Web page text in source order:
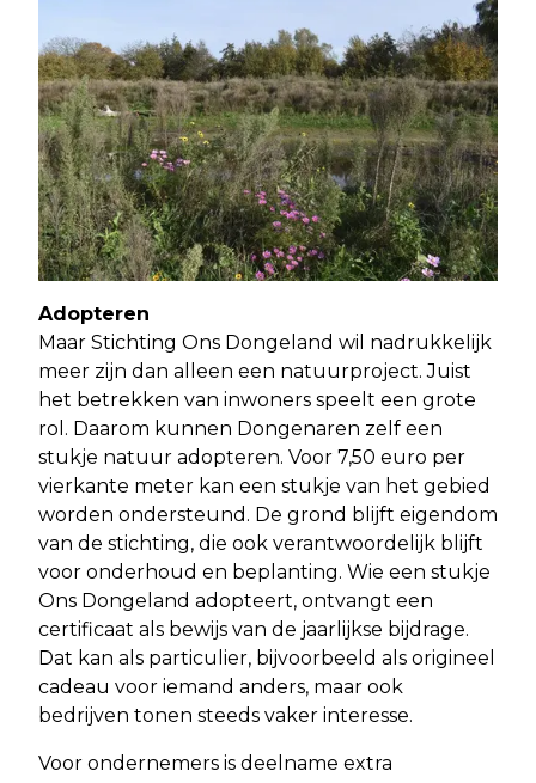
Adopteren
Maar Stichting Ons Dongeland wil nadrukkelijk
meer zijn dan alleen een natuurproject. Juist
het betrekken van inwoners speelt een grote
rol. Daarom kunnen Dongenaren zelf een
stukje natuur adopteren. Voor 7,50 euro per
vierkante meter kan een stukje van het gebied
worden ondersteund. De grond blijft eigendom
van de stichting, die ook verantwoordelijk blijft
voor onderhoud en beplanting. Wie een stukje
Ons Dongeland adopteert, ontvangt een
certificaat als bewijs van de jaarlijkse bijdrage.
Dat kan als particulier, bijvoorbeeld als origineel
cadeau voor iemand anders, maar ook
bedrijven tonen steeds vaker interesse.
Voor ondernemers is deelname extra